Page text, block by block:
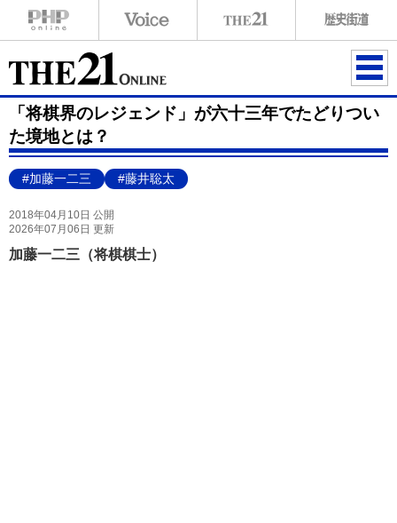
ME
NU
「将棋界のレジェンド」が六十三年でたどりつい
た境地とは？
#加藤一二三 #藤井聡太
2018年04月10日 公開
2026年07月06日 更新
加藤一二三（将棋棋士）